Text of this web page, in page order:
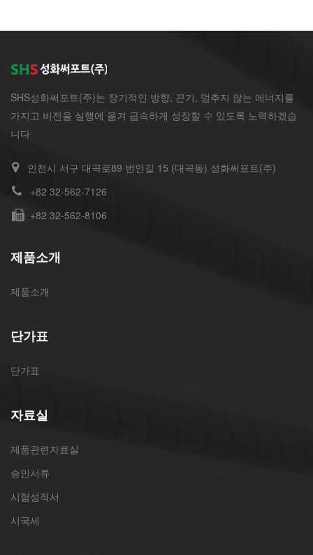
SHS성화써포트(주)는 장기적인 방향, 끈기, 멈추지 않는 에너지를
가지고 비전을 실행에 옮겨 급속하게 성장할 수 있도록 노력하겠습
니다
인천시 서구 대곡로89 번안길 15 (대곡동) 성화써포트(주)
+82 32-562-7126
+82 32-562-8106
제품소개
제품소개
단가표
단가표
자료실
제품관련자료실
승인서류
시험성적서
시국세